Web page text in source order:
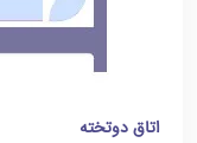
اتاق دوتخته